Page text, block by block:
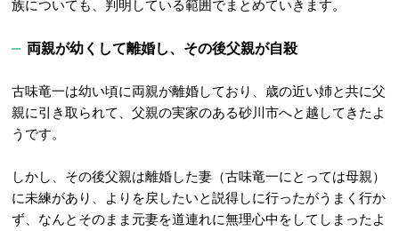
族についても、判明している範囲でまとめていきます。
両親が幼くして離婚し、その後父親が自殺
古味竜一は幼い頃に両親が離婚しており、歳の近い姉と共に父
親に引き取られて、父親の実家のある砂川市へと越してきたよ
うです。
しかし、その後父親は離婚した妻（古味竜一にとっては母親）
に未練があり、よりを戻したいと説得しに行ったがうまく行か
ず、なんとそのまま元妻を道連れに無理心中をしてしまったよ